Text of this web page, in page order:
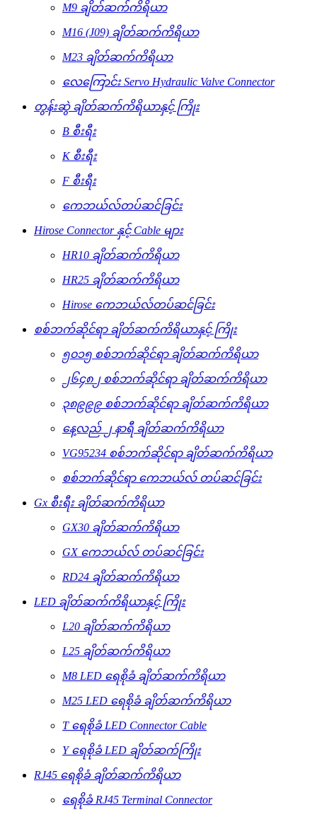
M9 ချိတ်ဆက်ကိရိယာ
M16 (J09) ချိတ်ဆက်ကိရိယာ
M23 ချိတ်ဆက်ကိရိယာ
လေကြောင်း Servo Hydraulic Valve Connector
တွန်းဆွဲ ချိတ်ဆက်ကိရိယာနှင့် ကြိုး
B စီးရီး
K စီးရီး
F စီးရီး
ကေဘယ်လ်တပ်ဆင်ခြင်း
Hirose Connector နှင့် Cable များ
HR10 ချိတ်ဆက်ကိရိယာ
HR25 ချိတ်ဆက်ကိရိယာ
Hirose ကေဘယ်လ်တပ်ဆင်ခြင်း
စစ်ဘက်ဆိုင်ရာ ချိတ်ဆက်ကိရိယာနှင့် ကြိုး
၅၀၁၅ စစ်ဘက်ဆိုင်ရာ ချိတ်ဆက်ကိရိယာ
၂၆၄၈၂ စစ်ဘက်ဆိုင်ရာ ချိတ်ဆက်ကိရိယာ
၃၈၉၉၉ စစ်ဘက်ဆိုင်ရာ ချိတ်ဆက်ကိရိယာ
နေ့လည် ၂ နာရီ ချိတ်ဆက်ကိရိယာ
VG95234 စစ်ဘက်ဆိုင်ရာ ချိတ်ဆက်ကိရိယာ
စစ်ဘက်ဆိုင်ရာ ကေဘယ်လ် တပ်ဆင်ခြင်း
Gx စီးရီး ချိတ်ဆက်ကိရိယာ
GX30 ချိတ်ဆက်ကိရိယာ
GX ကေဘယ်လ် တပ်ဆင်ခြင်း
RD24 ချိတ်ဆက်ကိရိယာ
LED ချိတ်ဆက်ကိရိယာနှင့် ကြိုး
L20 ချိတ်ဆက်ကိရိယာ
L25 ချိတ်ဆက်ကိရိယာ
M8 LED ရေစိုခံ ချိတ်ဆက်ကိရိယာ
M25 LED ရေစိုခံ ချိတ်ဆက်ကိရိယာ
T ရေစိုခံ LED Connector Cable
Y ရေစိုခံ LED ချိတ်ဆက်ကြိုး
RJ45 ရေစိုခံ ချိတ်ဆက်ကိရိယာ
ရေစိုခံ RJ45 Terminal Connector